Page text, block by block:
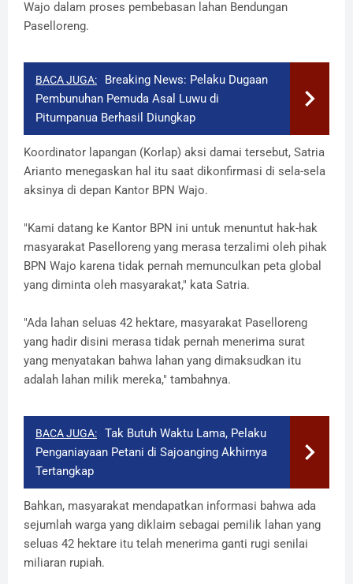
Wajo dalam proses pembebasan lahan Bendungan
Paselloreng.
BACA JUGA:
Breaking News: Pelaku Dugaan
Pembunuhan Pemuda Asal Luwu di
Pitumpanua Berhasil Diungkap
Koordinator lapangan (Korlap) aksi damai tersebut, Satria
Arianto menegaskan hal itu saat dikonfirmasi di sela-sela
aksinya di depan Kantor BPN Wajo.
"Kami datang ke Kantor BPN ini untuk menuntut hak-hak
masyarakat Paselloreng yang merasa terzalimi oleh pihak
BPN Wajo karena tidak pernah memunculkan peta global
yang diminta oleh masyarakat," kata Satria.
"Ada lahan seluas 42 hektare, masyarakat Paselloreng
yang hadir disini merasa tidak pernah menerima surat
yang menyatakan bahwa lahan yang dimaksudkan itu
adalah lahan milik mereka," tambahnya.
BACA JUGA:
Tak Butuh Waktu Lama, Pelaku
Penganiayaan Petani di Sajoanging Akhirnya
Tertangkap
Bahkan, masyarakat mendapatkan informasi bahwa ada
sejumlah warga yang diklaim sebagai pemilik lahan yang
seluas 42 hektare itu telah menerima ganti rugi senilai
miliaran rupiah.